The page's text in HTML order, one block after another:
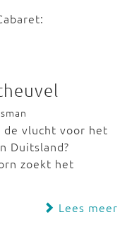
de vlucht voor het
Duitsland?
zoekt het
Lees meer